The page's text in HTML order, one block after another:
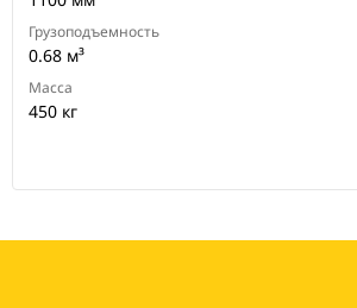
Грузоподъемность
0.68 м³
Масса
450 кг